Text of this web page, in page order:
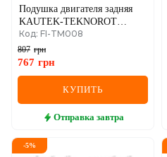
Подушка двигателя задняя
KAUTEK-TEKNOROT
FIATGrande Punto,Alfa Romeo
Mito 1.3d 05-
Код: FI-TM008
807 грн
767 грн
КУПИТЬ
Отправка завтра
-5%